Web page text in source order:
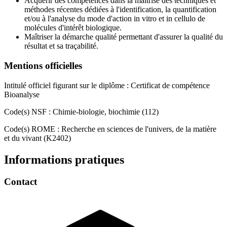
méthodes récentes dédiées à l'identification, la quantification
et/ou à l'analyse du mode d'action in vitro et in cellulo de
molécules d'intérêt biologique.
Maîtriser la démarche qualité permettant d'assurer la qualité du
résultat et sa traçabilité.
Mentions officielles
Intitulé officiel figurant sur le diplôme : Certificat de compétence
Bioanalyse
Code(s) NSF : Chimie-biologie, biochimie (112)
Code(s) ROME : Recherche en sciences de l'univers, de la matière
et du vivant (K2402)
Informations pratiques
Contact